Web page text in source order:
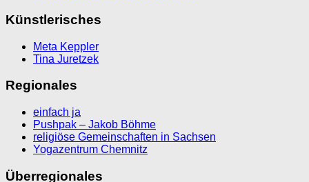
Künstlerisches
Meta Keppler
Tina Juretzek
Regionales
einfach ja
Pushpak – Jakob Böhme
religiöse Gemeinschaften in Sachsen
Yogazentrum Chemnitz
Überregionales